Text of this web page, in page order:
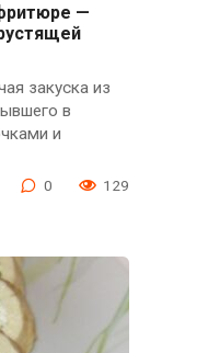
—
закуска из
в
и
0 129